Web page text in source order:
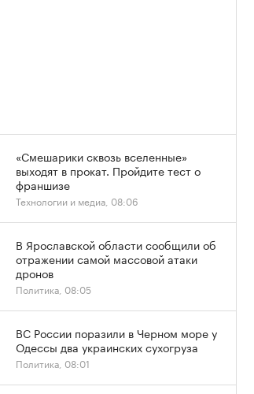
«Смешарики сквозь вселенные»
выходят в прокат. Пройдите тест о
франшизе
Технологии и медиа, 08:06
В Ярославской области сообщили об
отражении самой массовой атаки
дронов
Политика, 08:05
ВС России поразили в Черном море у
Одессы два украинских сухогруза
Политика, 08:01